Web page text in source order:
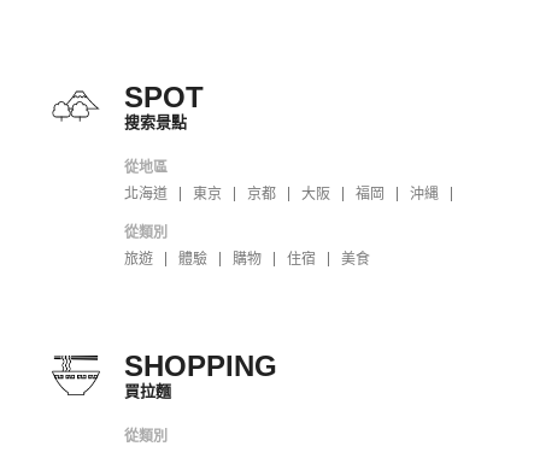
SPOT
搜索景點
從地區
北海道
東京 京都 大阪 福岡 沖縄
從類別
旅遊
體驗 購物 住宿 美食
SHOPPING
買拉麵
從類別